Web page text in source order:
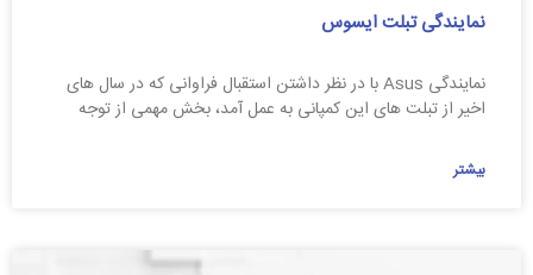
نمایندگی تبلت ایسوس
نمایندگی Asus با در نظر داشتن استقبال فراوانی که در سال های
اخیر از تبلت های این کمپانی به عمل آمد، بخش مهمی از توجه
بیشتر